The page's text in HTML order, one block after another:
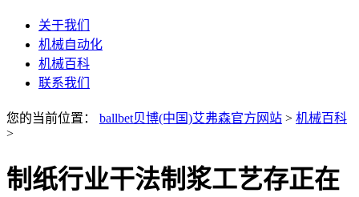
关于我们
机械自动化
机械百科
联系我们
您的当前位置： ballbet贝博(中国)艾弗森官方网站 > 机械百科
>
制纸行业干法制浆工艺存正在